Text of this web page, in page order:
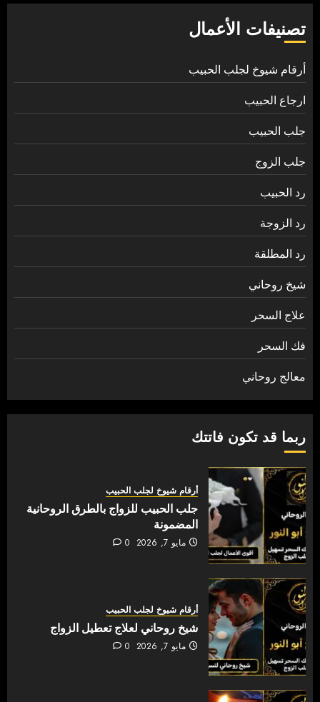
تصنيفات الأعمال
أرقام شيوخ لجلب الحبيب
ارجاع الحبيب
جلب الحبيب
جلب الزوج
رد الحبيب
رد الزوجة
رد المطلقة
شيخ روحاني
علاج السحر
فك السحر
معالج روحاني
ربما قد تكون فاتتك
أرقام شيوخ لجلب الحبيب
جلب الحبيب للزواج بالطرق الروحانية
المضمونة
مايو 7, 2026 0
أرقام شيوخ لجلب الحبيب
شيخ روحاني لعلاج تعطيل الزواج
مايو 7, 2026 0